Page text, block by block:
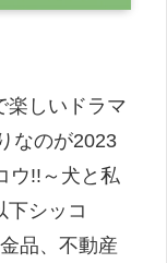
楽しいドラマ
なのが2023
ウ!!～犬と私
下シッコ
品、不動産